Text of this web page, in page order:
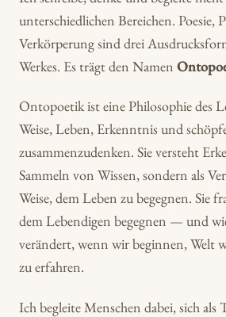
unterschiedlichen Bereichen. Poesie,
Verkörperung sind drei
Werkes. Es trägt den Namen
Ontopoetik ist eine Philosophie des
Weise, Leben, Erkenntnis und
zusammenzudenken. Sie versteht
Sammeln von Wissen, sondern als
Weise, dem Leben zu begegnen. Sie
dem Lebendigen begegnen — und
verändert, wenn wir beginnen, Welt
zu erfahren.
Ich begleite Menschen dabei, sich als